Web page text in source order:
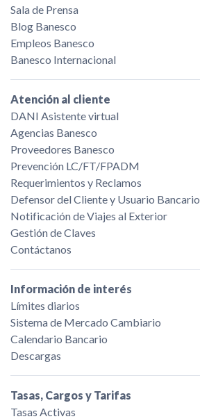
Sala de Prensa
Blog Banesco
Empleos Banesco
Banesco Internacional
Atención al cliente
DANI Asistente virtual
Agencias Banesco
Proveedores Banesco
Prevención LC/FT/FPADM
Requerimientos y Reclamos
Defensor del Cliente y Usuario Bancario
Notificación de Viajes al Exterior
Gestión de Claves
Contáctanos
Información de interés
Límites diarios
Sistema de Mercado Cambiario
Calendario Bancario
Descargas
Tasas, Cargos y Tarifas
Tasas Activas